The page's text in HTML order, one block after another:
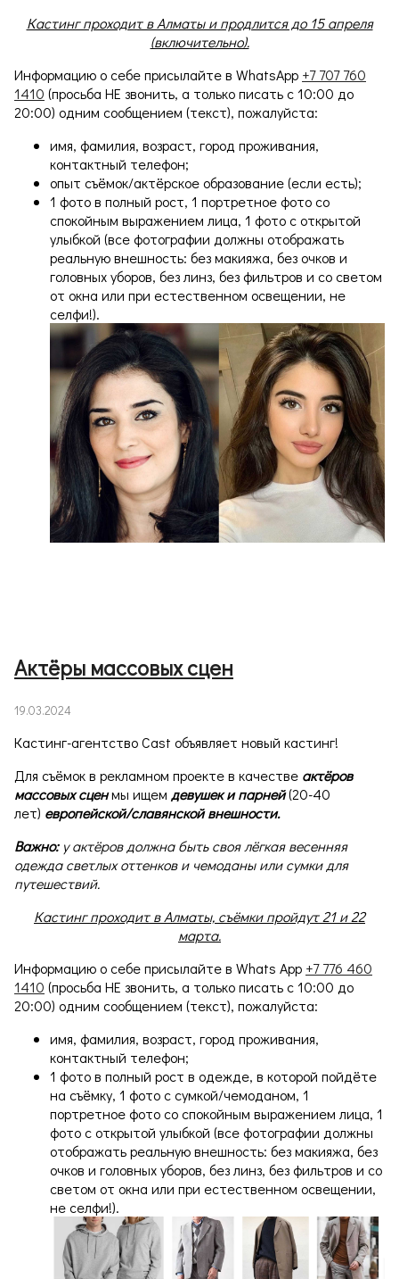
Кастинг проходит в Алматы и продлится до 15 апреля
(включительно).
Информацию о себе присылайте в WhatsApp +7 707 760
1410 (просьба НЕ звонить, а только писать с 10:00 до
20:00) одним сообщением (текст), пожалуйста:
имя, фамилия, возраст, город проживания,
контактный телефон;
опыт съёмок/актёрское образование (если есть);
1 фото в полный рост, 1 портретное фото со
спокойным выражением лица, 1 фото с открытой
улыбкой (все фотографии должны отображать
реальную внешность: без макияжа, без очков и
головных уборов, без линз, без фильтров и со светом
от окна или при естественном освещении, не
селфи!).
Актёры массовых сцен
19.03.2024
Кастинг-агентство Cast объявляет новый кастинг!
Для съёмок в рекламном проекте в качестве актёров
массовых сценмы ищем девушек и парней(20-40
лет) европейской/славянской внешности.
Важно:у актёров должна быть своя лёгкая весенняя
одежда светлых оттенков и чемоданы или сумки для
путешествий.
Кастинг проходит в Алматы, съёмки пройдут 21 и 22
марта.
Информацию о себе присылайте в Whats App +7 776 460
1410 (просьба НЕ звонить, а только писать с 10:00 до
20:00) одним сообщением (текст), пожалуйста:
имя, фамилия, возраст, город проживания,
контактный телефон;
1 фото в полный рост в одежде, в которой пойдёте
на съёмку, 1 фото с сумкой/чемоданом, 1
портретное фото со спокойным выражением лица, 1
фото с открытой улыбкой (все фотографии должны
отображать реальную внешность: без макияжа, без
очков и головных уборов, без линз, без фильтров и со
светом от окна или при естественном освещении,
не селфи!).